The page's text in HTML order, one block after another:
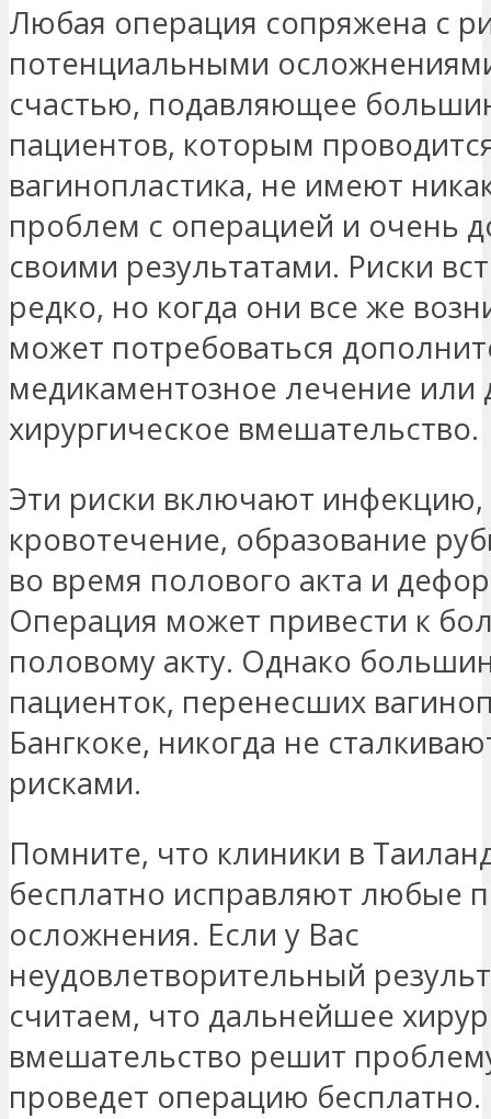
Любая операция сопряжена с
потенциальными
счастью, подавляющее
пациентов, которым
вагинопластика, не имеют
проблем с операцией и очень
своими результатами. Риски
редко, но когда они все же
может потребоваться
медикаментозное лечение или
хирургическое вмешательство.
Эти риски включают инфекцию,
кровотечение, образование
во время полового акта и
Операция может привести к
половому акту. Однако
пациенток, перенесших
Бангкоке, никогда не
рисками.
Помните, что клиники в
бесплатно исправляют любые
осложнения. Если у Вас
неудовлетворительный
считаем, что дальнейшее
вмешательство решит
проведет операцию бесплатно.